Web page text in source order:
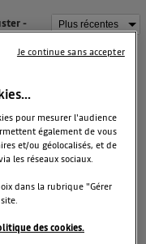
-
140 4x2 et
le début lors
sur une
l'accélération.
pour mesurer l'audience
également de vous
et/ou géolocalisés, et de
les réseaux sociaux.
dans la rubrique "Gérer
des cookies.
Je continue sans accepter